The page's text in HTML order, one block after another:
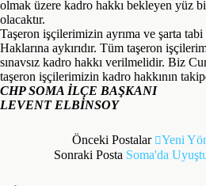
olmak üzere kadro hakkı bekleyen yüz
olacaktır.
Taşeron işçilerimizin ayrıma ve şarta
Haklarına aykırıdır. Tüm taşeron
sınavsız kadro hakkı verilmelidir. Biz
taşeron işçilerimizin kadro hakkının
CHP SOMA İLÇE BAŞKANI
LEVENT ELBİNSOY
Önceki Postalar
Yeni
Sonraki Posta Soma'da